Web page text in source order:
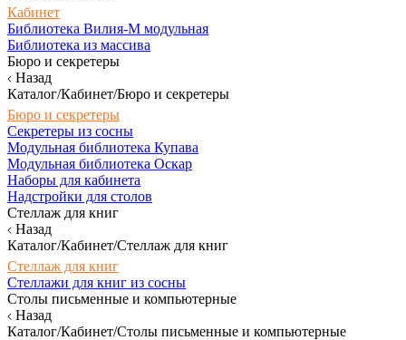
Кабинет
Библиотека Вилия-М модульная
Библиотека из массива
Бюро и секретеры
Назад
Каталог/Кабинет/Бюро и секретеры
Бюро и секретеры
Секретеры из сосны
Модульная библиотека Купава
Модульная библиотека Оскар
Наборы для кабинета
Надстройки для столов
Стеллаж для книг
Назад
Каталог/Кабинет/Стеллаж для книг
Стеллаж для книг
Стеллажи для книг из сосны
Столы письменные и компьютерные
Назад
Каталог/Кабинет/Столы письменные и компьютерные